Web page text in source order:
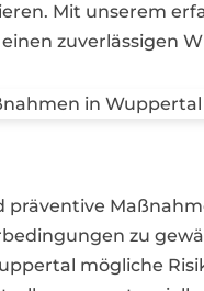
Mit unserem
zuverlässigen
präventive
zu
mögliche